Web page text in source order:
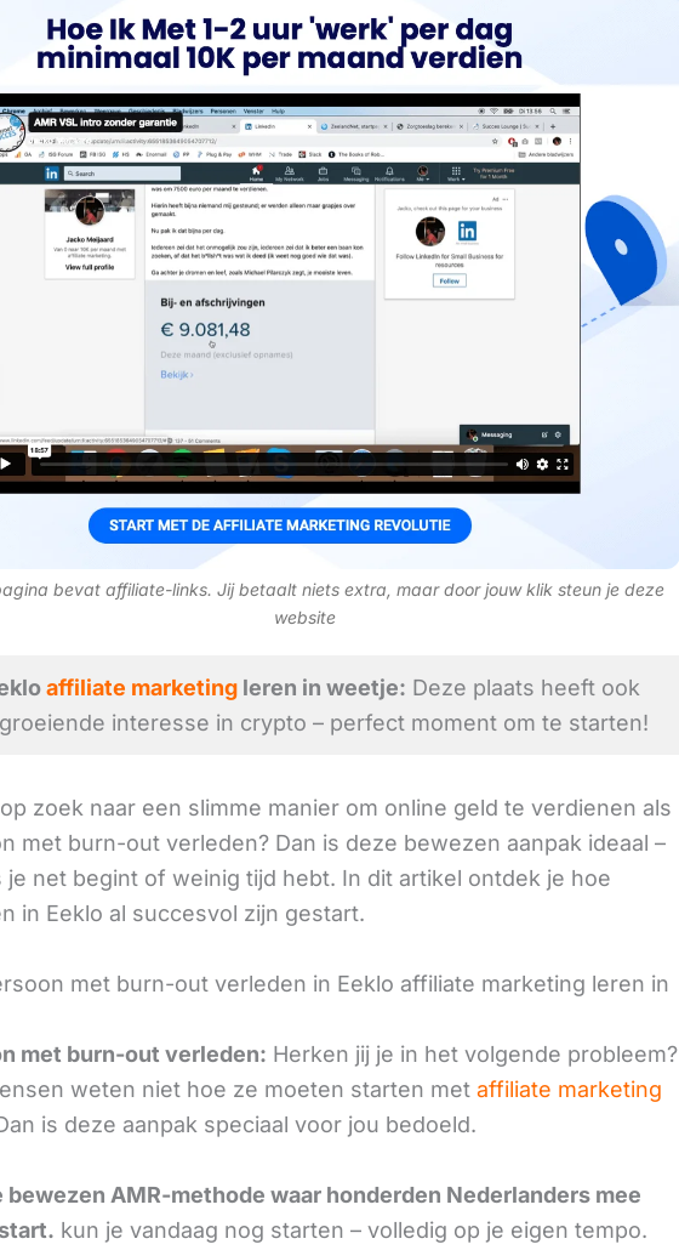
bevat affiliate-links. Jij betaalt niets extra, maar door jouw klik steun je deze
website
affiliate marketingleren in weetje: Deze plaats heeft ook
interesse in crypto – perfect moment om te starten!
zoek naar een slimme manier om online geld te verdienen als
met burn-out verleden? Dan is deze bewezen aanpak ideaal –
je net begint of weinig tijd hebt. In dit artikel ontdek je hoe
in Eeklo al succesvol zijn gestart.
met burn-out verleden in Eeklo affiliate marketing leren in
met burn-out verleden: Herken jij je in het volgende probleem?
weten niet hoe ze moeten starten met affiliate marketing
is deze aanpak speciaal voor jou bedoeld.
bewezen AMR-methode waar honderden Nederlanders mee
kun je vandaag nog starten – volledig op je eigen tempo.